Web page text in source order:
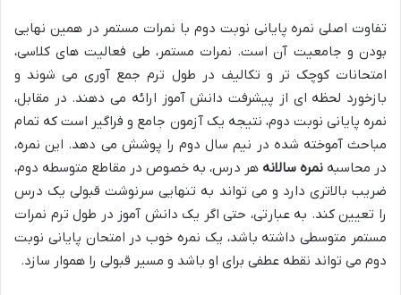
تفاوت اصلی نمره پایانی نوبت دوم با نمرات مستمر در همین نهایی
بودن و جامعیت آن است. نمرات مستمر، طی فعالیت های کلاسی،
امتحانات کوچک تر و تکالیف در طول ترم جمع آوری می شوند و
بازخورد لحظه ای از پیشرفت دانش آموز ارائه می دهند. در مقابل،
نمره پایانی نوبت دوم، نتیجه یک آزمون جامع و فراگیر است که تمام
مباحث آموخته شده در نیم سال دوم را پوشش می دهد. این نمره،
در محاسبه نمره سالانه هر درس، به خصوص در مقاطع متوسطه دوم،
ضریب بالاتری دارد و می تواند به تنهایی سرنوشت قبولی یک درس
را تعیین کند. به عبارتی، حتی اگر یک دانش آموز در طول ترم نمرات
مستمر متوسطی داشته باشد، یک نمره خوب در امتحان پایانی نوبت
دوم می تواند نقطه عطفی برای او باشد و مسیر قبولی را هموار سازد.